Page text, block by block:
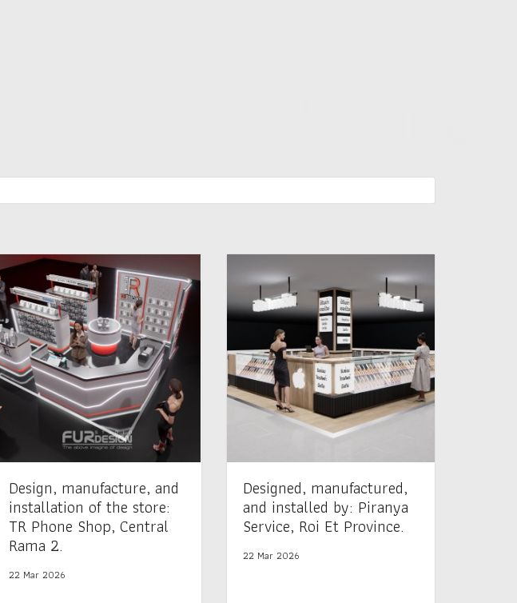
Design, manufacture, and
installation of the store:
TR Phone Shop, Central
Rama 2.
22 Mar 2026
Designed, manufactured,
and installed by: Piranya
Service, Roi Et Province.
22 Mar 2026